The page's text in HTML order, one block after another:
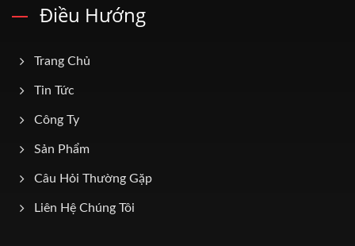
Điều Hướng
Trang Chủ
Tin Tức
Công Ty
Sản Phẩm
Câu Hỏi Thường Gặp
Liên Hệ Chúng Tôi